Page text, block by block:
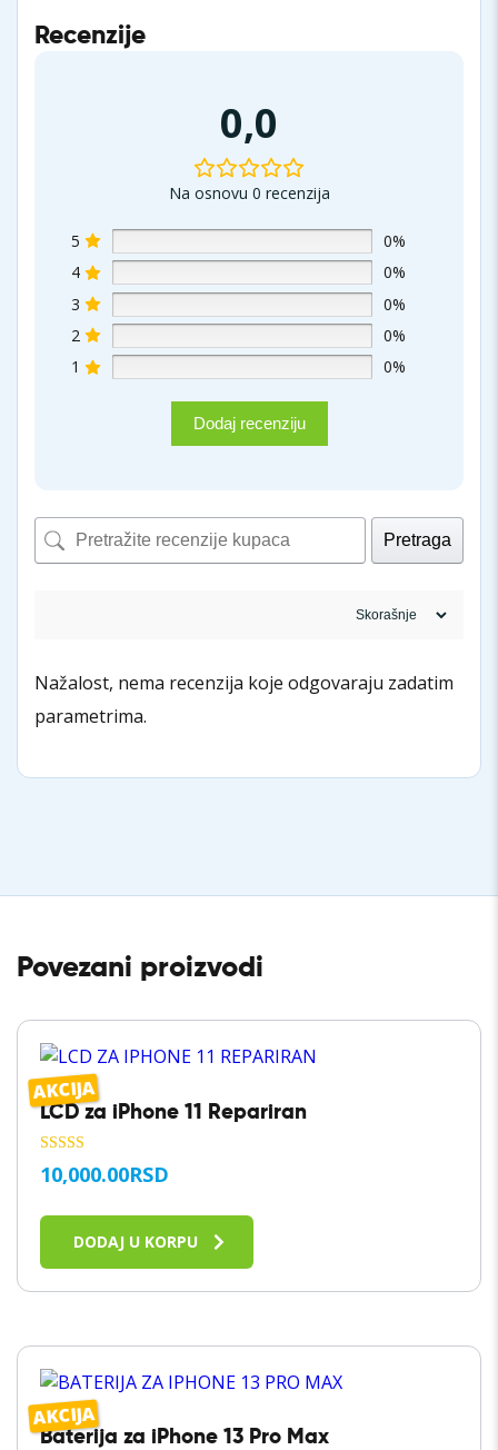
Recenzije
0,0
Na osnovu 0 recenzija
5
0%
4
0%
3
0%
2
0%
1
0%
Dodaj recenziju
Pretraga
Nažalost, nema recenzija koje odgovaraju zadatim
parametrima.
Povezani proizvodi
AKCIJA
LCD za iPhone 11 Repariran
OCENJENO
SA
10,000.00RSD
DODAJ U KORPU
AKCIJA
Baterija za iPhone 13 Pro Max